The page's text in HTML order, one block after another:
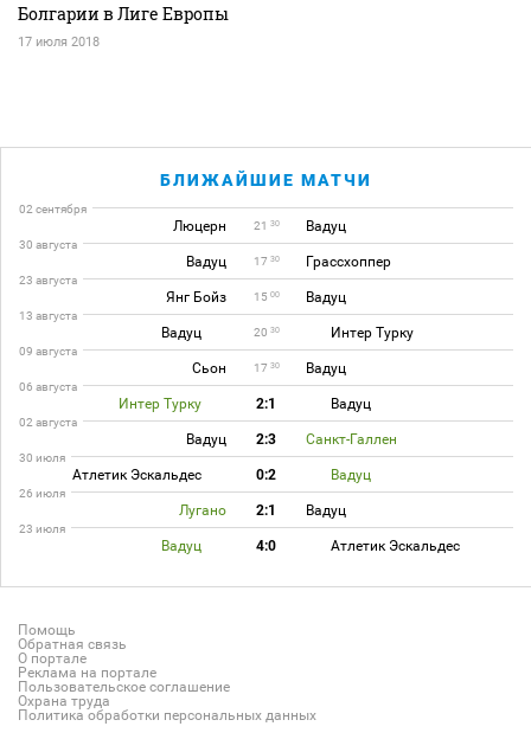
Болгарии в Лиге Европы
17 июля 2018
БЛИЖАЙШИЕ МАТЧИ
02 сентября
Люцерн 21 30 Вадуц
30 августа
Вадуц 17 30 Грассхоппер
23 августа
Янг Бойз 15 00 Вадуц
13 августа
Вадуц 20 30 Интер Турку
09 августа
Сьон 17 30 Вадуц
06 августа
Интер Турку 2:1 Вадуц
02 августа
Вадуц 2:3 Санкт-Галлен
30 июля
Атлетик Эскальдес 0:2 Вадуц
26 июля
Лугано 2:1 Вадуц
23 июля
Вадуц 4:0 Атлетик Эскальдес
Помощь
Обратная связь
О портале
Реклама на портале
Пользовательское соглашение
Охрана труда
Политика обработки персональных данных